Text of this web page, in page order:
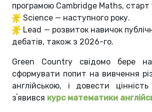
програмою Cambridge Maths,
Science — наступного року.
Lead — розвиток навичок
дебатів, також з 2026-го.
Green Country свідомо бере
сформувати попит на вивчення
англійською, і довести
зʼявився курс математики